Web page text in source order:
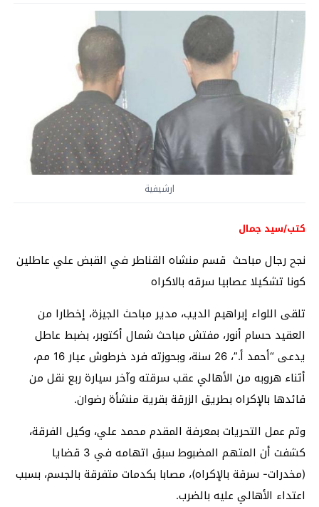
ارشيفية
كتب/سيد جمال
نجح رجال مباحث قسم منشاه القناطر في القبض علي عاطلين
كونا تشكيلا عصابيا سرقه بالاكراه
تلقى اللواء إبراهيم الديب، مدير مباحث الجيزة، إخطارا من
العقيد حسام أنور، مفتش مباحث شمال أكتوبر، بضبط عاطل
يدعى “أحمد أ.”، 26 سنة، وبحوزته فرد خرطوش عيار 16 مم،
أثناء هروبه من الأهالي عقب سرقته وآخر سيارة ربع نقل من
قائدها بالإكراه بطريق الزرقة بقرية منشأة رضوان.
وتم عمل التحريات بمعرفة المقدم محمد علي، وكيل الفرقة،
كشفت أن المتهم المضبوط سبق اتهامه في 3 قضايا
(مخدرات- سرقة بالإكراه)، مصابا بكدمات متفرقة بالجسم، بسبب
اعتداء الأهالي عليه بالضرب.